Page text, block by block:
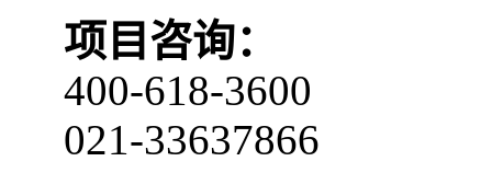
项目咨询：
400-618-3600
021-33637866